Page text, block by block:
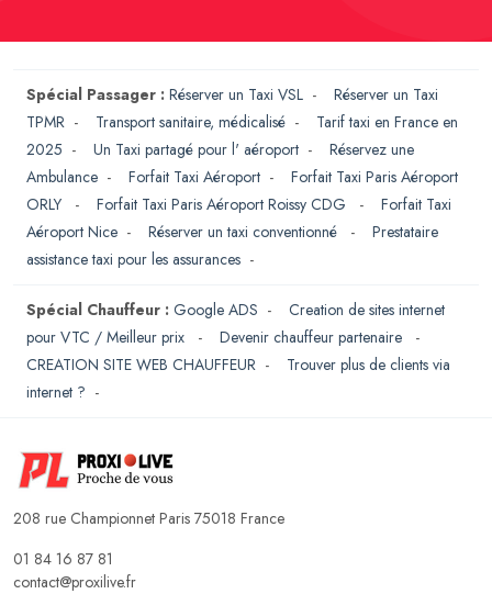
Spécial Passager : Réserver un Taxi VSL - Réserver un Taxi
TPMR - Transport sanitaire, médicalisé - Tarif taxi en France en
2025 - Un Taxi partagé pour l' aéroport - Réservez une
Ambulance - Forfait Taxi Aéroport - Forfait Taxi Paris Aéroport
ORLY
- Forfait Taxi Paris Aéroport Roissy CDG - Forfait Taxi
Aéroport Nice - Réserver un taxi conventionné - Prestataire
assistance taxi pour les assurances -
Spécial Chauffeur : Google ADS - Creation de sites internet
pour VTC / Meilleur prix
- Devenir chauffeur partenaire
-
CREATION SITE WEB CHAUFFEUR - Trouver plus de clients via
internet ? -
208 rue Championnet Paris 75018 France
01 84 16 87 81
contact@proxilive.fr